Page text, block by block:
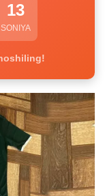
12
SONIYA